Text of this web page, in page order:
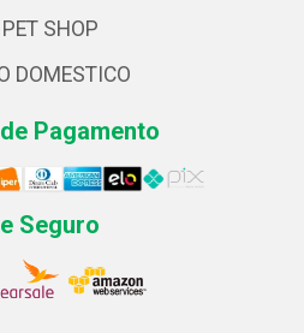
PET SHOP
DOMESTICO
Pagamento
Seguro